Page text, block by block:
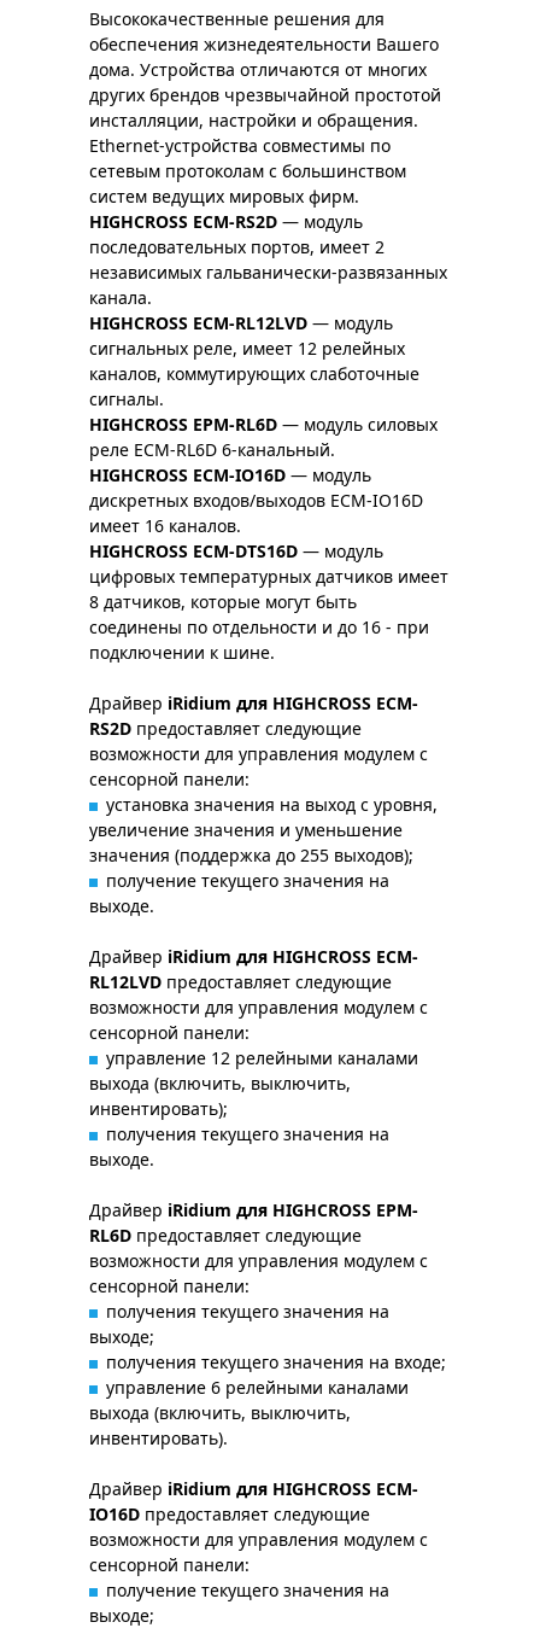
Высококачественные решения для
обеспечения жизнедеятельности Вашего
дома. Устройства отличаются от многих
других брендов чрезвычайной простотой
инсталляции, настройки и обращения.
Ethernet-устройства совместимы по
сетевым протоколам с большинством
систем ведущих мировых фирм.
HIGHCROSS ECM-RS2D — модуль
последовательных портов, имеет 2
независимых гальванически-развязанных
канала.
HIGHCROSS ECM-RL12LVD — модуль
сигнальных реле, имеет 12 релейных
каналов, коммутирующих слаботочные
сигналы.
HIGHCROSS EPM-RL6D — модуль силовых
реле ECM-RL6D 6-канальный.
HIGHCROSS ECM-IO16D — модуль
дискретных входов/выходов ECM-IO16D
имеет 16 каналов.
HIGHCROSS ECM-DTS16D — модуль
цифровых температурных датчиков имеет
8 датчиков, которые могут быть
соединены по отдельности и до 16 - при
подключении к шине.
Драйвер iRidium для HIGHCROSS ECM-
RS2D предоставляет следующие
возможности для управления модулем с
сенсорной панели:
установка значения на выход с уровня,
увеличение значения и уменьшение
значения (поддержка до 255 выходов);
получение текущего значения на
выходе.
Драйвер iRidium для HIGHCROSS ECM-
RL12LVD предоставляет следующие
возможности для управления модулем с
сенсорной панели:
управление 12 релейными каналами
выхода (включить, выключить,
инвентировать);
получения текущего значения на
выходе.
Драйвер iRidium для HIGHCROSS EPM-
RL6D предоставляет следующие
возможности для управления модулем с
сенсорной панели:
получения текущего значения на
выходе;
получения текущего значения на входе;
управление 6 релейными каналами
выхода (включить, выключить,
инвентировать).
Драйвер iRidium для HIGHCROSS ECM-
IO16D предоставляет следующие
возможности для управления модулем с
сенсорной панели:
получение текущего значения на
выходе;